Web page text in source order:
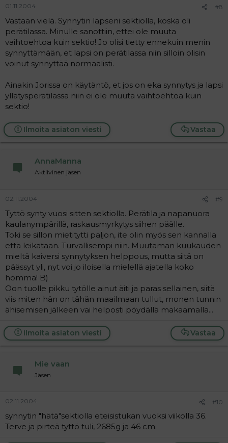
01.11.2004 #8
Vastaan vielä. Synnytin lapseni sektiolla, koska oli
perätilassa. Minulle sanottiin, ettei ole muuta
vaihtoehtoa kuin sektio! Jo olisi tietty ennekuin menin
synnyttämään, et lapsi on perätilassa niin silloin olisin
voinut synnyttää normaalisti.
Ainakin Jorissa on käytäntö, et jos on eka synnytys ja lapsi
yllätysperätilassa niin ei ole muuta vaihtoehtoa kuin
sektio!
Vastaa
Ilmoita asiaton viesti
AnnaManna
Aktiivinen jäsen
02.11.2004 #9
Tyttö synty vuosi sitten sektiolla. Perätila ja napanuora
kaulanympärillä, raskausmyrkytys siihen päälle.
Toki se sillon mietitytti paljon, ite olin myös sen kannalla
että leikataan. Turvallisempi niin. Muutaman kuukauden
mieltä kaiversi synnytyksen helppous, mutta siitä on
päässyt yli, nyt voi jo iloisella mielellä ajatella koko
homma! B)
Oon tuolle pikku tytölle ainut äiti ja paras sellainen, siitä
viis miten hän on tähän maailmaan tullut, monen tunnin
ähisemisen jälkeen vai helposti pöydällä makaamalla...
Vastaa
Ilmoita asiaton viesti
Mie vaan
Jäsen
02.11.2004 #10
synnytin "hätä"sektiolla eteisistukan vuoksi viikolla 36.
Terve ja pirteä tyttö tuli, 2685g ja 46 cm.